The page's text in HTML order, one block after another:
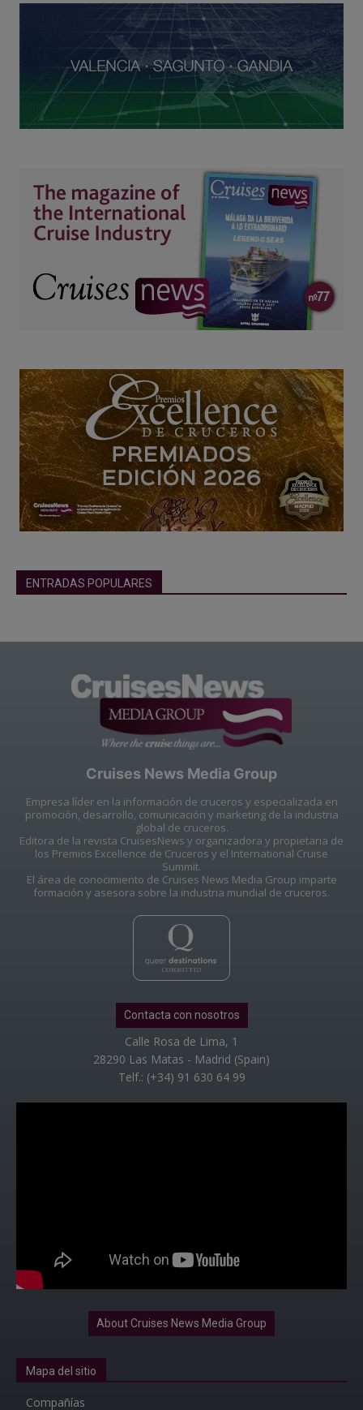
ENTRADAS POPULARES
Cruises News Media Group
Empresa líder en la información de cruceros y especializada en
promoción, desarrollo, comunicación y marketing de la industria
global de cruceros.
Editora de la revista CruisesNews y organizadora y propietaria de
los Premios Excellence de Cruceros y el International Cruise
Summit.
El área de conocimiento de Cruises News Media Group imparte
formación y asesora sobre la industria mundial de cruceros.
Contacta con nosotros
Calle Rosa de Lima, 1
28290 Las Matas - Madrid (Spain)
Telf.: (+34) 91 630 64 99
About Cruises News Media Group
Mapa del sitio
Compañías